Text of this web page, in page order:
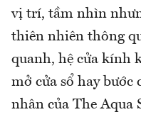
vị trí, tầm nhìn
thiên nhiên thông
quanh, hệ cửa kính
mở cửa sổ hay
nhân của The Aqua